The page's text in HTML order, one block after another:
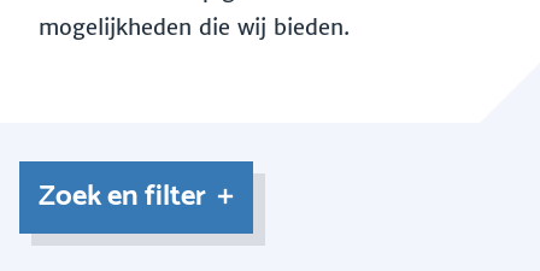
mogelijkheden die wij bieden.
Zoek en filter